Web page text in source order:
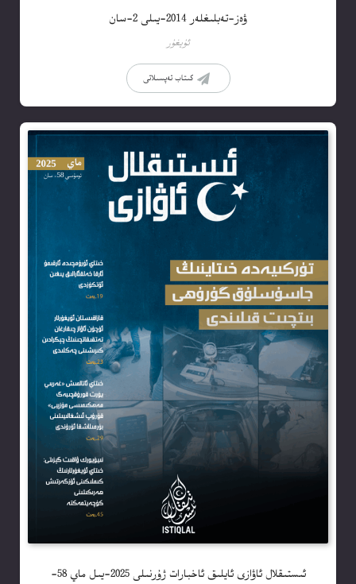
ۋەز-تەبلىغلەر 2014-يىلى 2-سان
ئۇيغۇر
كىتاب تەپسىلاتى
ئىستىقلال ئاۋازى ئايلىق ئاخبارات ژۇرنىلى 2025-يىل ماي 58-